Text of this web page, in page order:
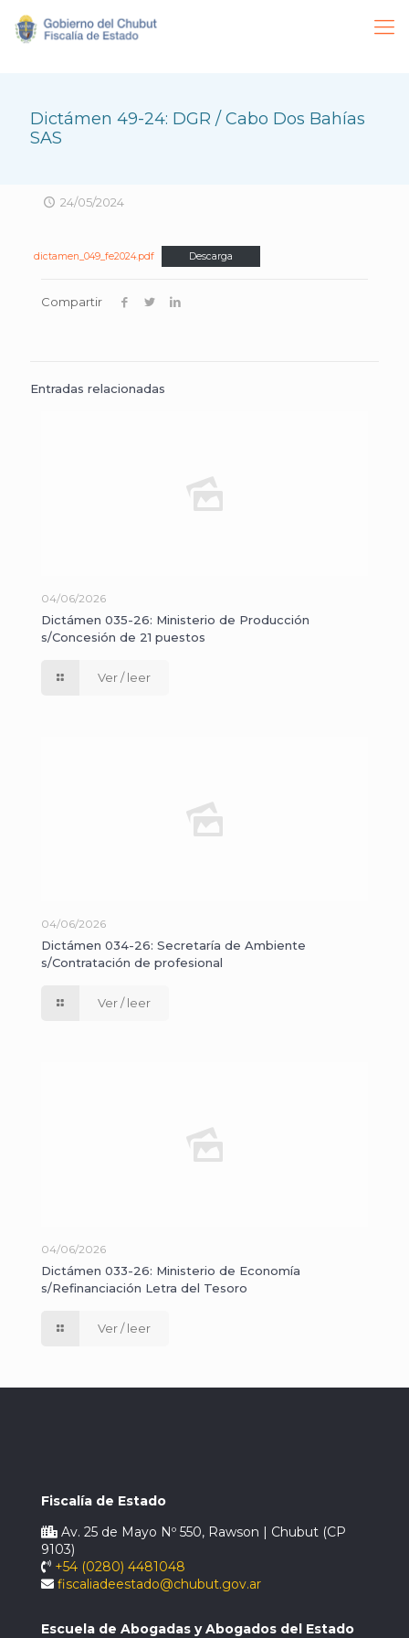
Dictámen 49-24: DGR / Cabo Dos Bahías
SAS
24/05/2024
dictamen_049_fe2024.pdf Descarga
Compartir
Entradas relacionadas
04/06/2026
Dictámen 035-26: Ministerio de Producción
s/Concesión de 21 puestos
Ver / leer
04/06/2026
Dictámen 034-26: Secretaría de Ambiente
s/Contratación de profesional
Ver / leer
04/06/2026
Dictámen 033-26: Ministerio de Economía
s/Refinanciación Letra del Tesoro
Ver / leer
Fiscalía de Estado
Av. 25 de Mayo Nº 550, Rawson | Chubut (CP
9103)
+54 (0280) 4481048
fiscaliadeestado@chubut.gov.ar
Escuela de Abogadas y Abogados del Estado